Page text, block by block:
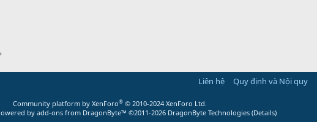
Liên hệ Quy định và Nội quy
Community platform by XenForo® © 2010-2024 XenForo Ltd.
by add-ons from DragonByte™ ©2011-2026 DragonByte Technologies(Details)